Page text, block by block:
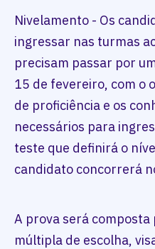
Nivelamento - Os
ingressar nas turmas
precisam passar por
15 de fevereiro, com o
de proficiência e os
necessários para
teste que definirá o
candidato concorrerá
A prova será
múltipla de escolha,